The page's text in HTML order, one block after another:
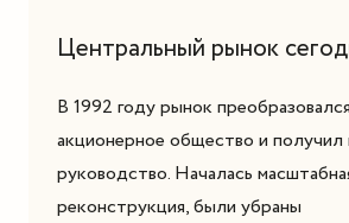
Центральный рынок
В 1992 году рынок
акционерное общество и получил
руководство. Началась
реконструкция, были убраны